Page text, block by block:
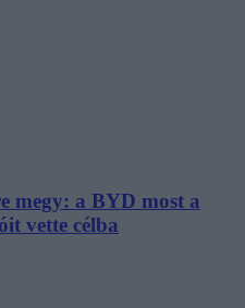
megy: a BYD most a
vette célba